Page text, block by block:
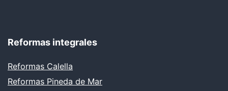
Reformas integrales
Reformas Calella
Reformas Pineda de Mar